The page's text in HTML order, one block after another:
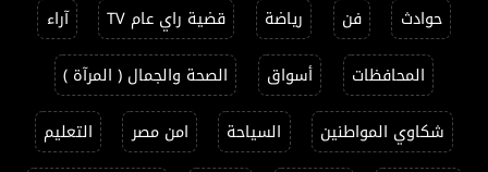
حوادث
فن رياضة قضية راي عام TV
آراء
المحافظات
أسواق
الصحة والجمال ( المرآة )
شكاوي المواطنين
السياحة امن مصر التعليم